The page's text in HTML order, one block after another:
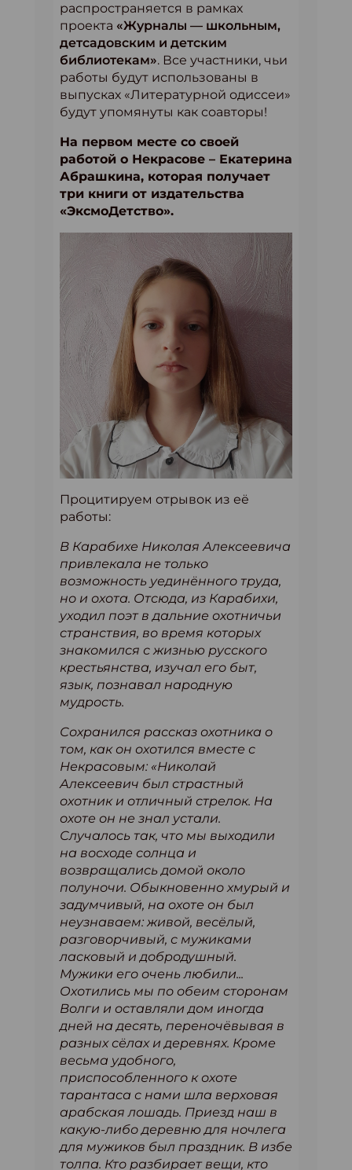
распространяется в рамках
проекта «Журналы — школьным,
детсадовским и детским
библиотекам». Все участники, чьи
работы будут использованы в
выпусках «Литературной одиссеи»
будут упомянуты как соавторы!
На первом месте со своей
работой о Некрасове – Екатерина
Абрашкина, которая получает
три книги от издательства
«ЭксмоДетство».
Процитируем отрывок из её
работы:
В Карабихе Николая Алексеевича
привлекала не только
возможность уединённого труда,
но и охота. Отсюда, из Карабихи,
уходил поэт в дальние охотничьи
странствия, во время которых
знакомился с жизнью русского
крестьянства, изучал его быт,
язык, познавал народную
мудрость.
Сохранился рассказ охотника о
том, как он охотился вместе с
Некрасовым: «Николай
Алексеевич был страстный
охотник и отличный стрелок. На
охоте он не знал устали.
Случалось так, что мы выходили
на восходе солнца и
возвращались домой около
полуночи. Обыкновенно хмурый и
задумчивый, на охоте он был
неузнаваем: живой, весёлый,
разговорчивый, с мужиками
ласковый и добродушный.
Мужики его очень любили...
Охотились мы по обеим сторонам
Волги и оставляли дом иногда
дней на десять, переночёвывая в
разных сёлах и деревнях. Кроме
весьма удобного,
приспособленного к охоте
тарантаса с нами шла верховая
арабская лошадь. Приезд наш в
какую-либо деревню для ночлега
для мужиков был праздник. В избе
толпа. Кто разбирает вещи, кто